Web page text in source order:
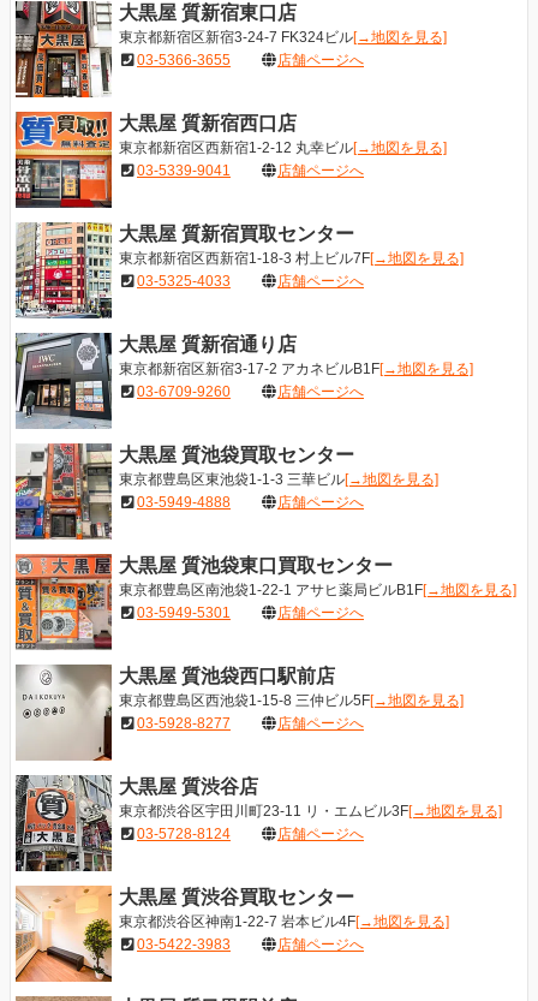
大黒屋 質新宿東口店
東京都新宿区新宿3-24-7 FK324ビル[→地図を見る]
03-5366-3655
店舗ページへ
大黒屋 質新宿西口店
東京都新宿区西新宿1-2-12 丸幸ビル[→地図を見る]
03-5339-9041
店舗ページへ
大黒屋 質新宿買取センター
東京都新宿区西新宿1-18-3 村上ビル7F[→地図を見る]
03-5325-4033
店舗ページへ
大黒屋 質新宿通り店
東京都新宿区新宿3-17-2 アカネビルB1F[→地図を見る]
03-6709-9260
店舗ページへ
大黒屋 質池袋買取センター
東京都豊島区東池袋1-1-3 三華ビル[→地図を見る]
03-5949-4888
店舗ページへ
大黒屋 質池袋東口買取センター
東京都豊島区南池袋1-22-1 アサヒ薬局ビルB1F[→地図を見る]
03-5949-5301
店舗ページへ
大黒屋 質池袋西口駅前店
東京都豊島区西池袋1-15-8 三仲ビル5F[→地図を見る]
03-5928-8277
店舗ページへ
大黒屋 質渋谷店
東京都渋谷区宇田川町23-11 リ・エムビル3F[→地図を見る]
03-5728-8124
店舗ページへ
大黒屋 質渋谷買取センター
東京都渋谷区神南1-22-7 岩本ビル4F[→地図を見る]
03-5422-3983
店舗ページへ